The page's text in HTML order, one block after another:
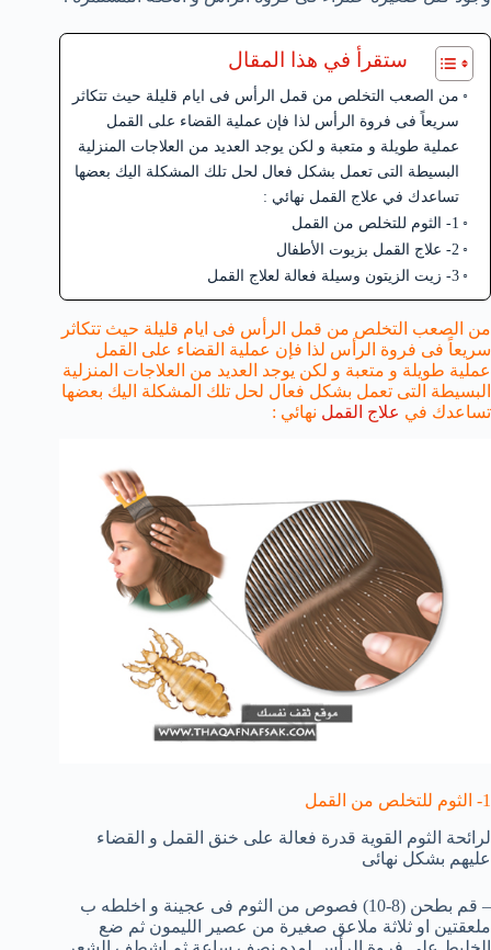
ستقرأ في هذا المقال
من الصعب التخلص من قمل الرأس فى ايام قليلة حيث تتكاثر
سريعاً فى فروة الرأس لذا فإن عملية القضاء على القمل
عملية طويلة و متعبة و لكن يوجد العديد من العلاجات المنزلية
البسيطة التى تعمل بشكل فعال لحل تلك المشكلة اليك بعضها
تساعدك في علاج القمل نهائي :
1- الثوم للتخلص من القمل
2- علاج القمل بزيوت الأطفال
3- زيت الزيتون وسيلة فعالة لعلاج القمل
من الصعب التخلص من قمل الرأس فى ايام قليلة حيث تتكاثر
سريعاً فى فروة الرأس لذا فإن عملية القضاء على القمل
عملية طويلة و متعبة و لكن يوجد العديد من العلاجات المنزلية
البسيطة التى تعمل بشكل فعال لحل تلك المشكلة اليك بعضها
تساعدك في علاج القمل نهائي :
1- الثوم للتخلص من القمل
لرائحة الثوم القوية قدرة فعالة على خنق القمل و القضاء
عليهم بشكل نهائى
– قم بطحن (8-10) فصوص من الثوم فى عجينة و اخلطه ب
ملعقتين او ثلاثة ملاعق صغيرة من عصير الليمون ثم ضع